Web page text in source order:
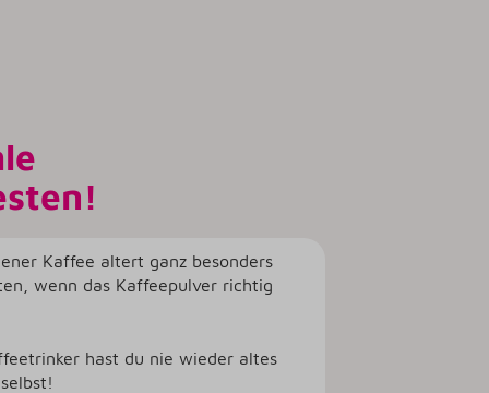
Kaffee altert ganz besonders
wenn das Kaffeepulver richtig
hast du nie wieder altes